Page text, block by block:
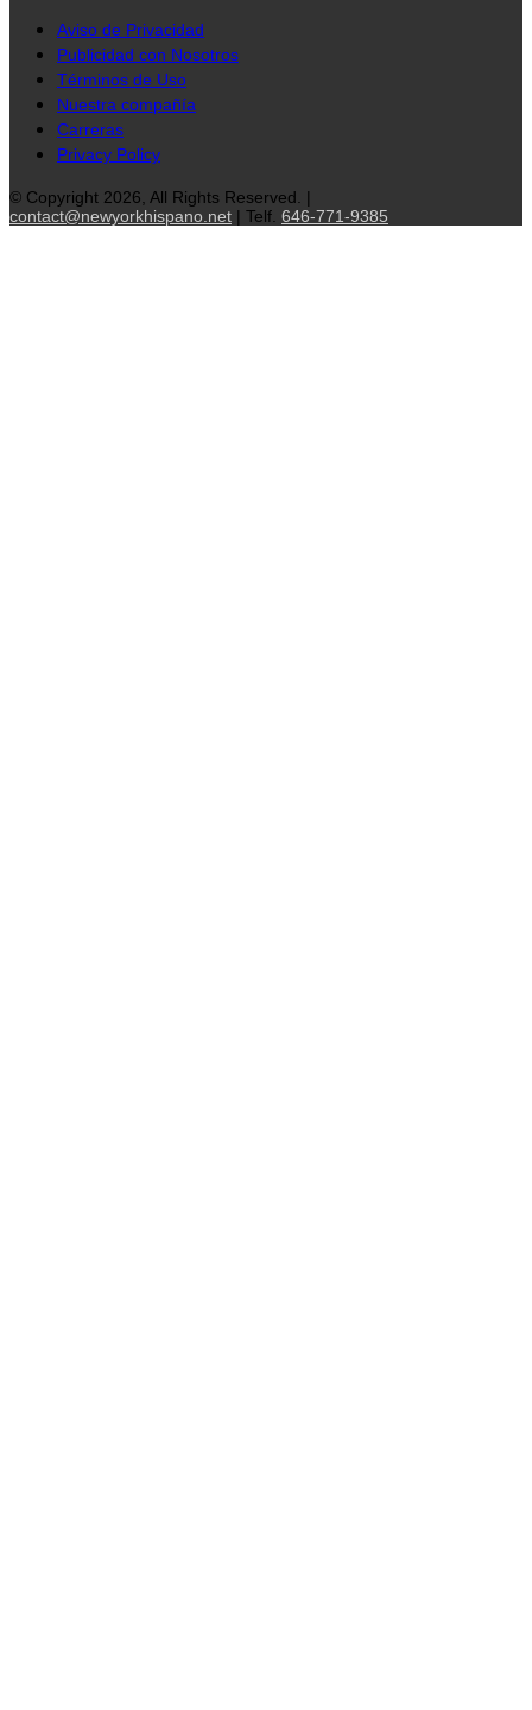
Aviso de Privacidad
Publicidad con Nosotros
Términos de Uso
Nuestra compañía
Carreras
Privacy Policy
© Copyright 2026, All Rights Reserved. |
contact@newyorkhispano.net | Telf. 646-771-9385